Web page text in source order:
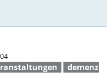
demenz